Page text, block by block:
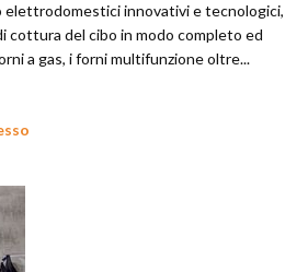
elettrodomestici innovativi e tecnologici,
cottura del cibo in modo completo ed
a gas, i forni multifunzione oltre...